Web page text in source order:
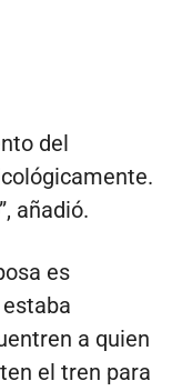
del
añadió.
es
a quien
el tren para